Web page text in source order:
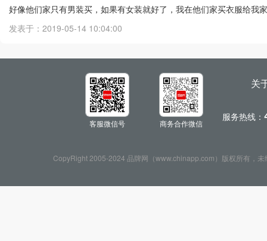
好像他们家只有男装买，如果有女装就好了，我在他们家买衣服给
发表于：2019-05-14 10:04:00
客服微信号 商务合作微信
关
服务热线：
CopyRight 2005-2024 品牌网（www.chinapp.com）版权所有，